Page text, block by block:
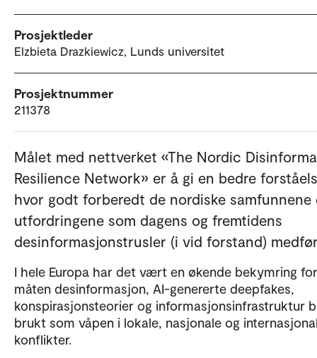
Prosjektleder
Elzbieta Drazkiewicz​, Lunds universitet
Prosjektnummer
211378
Målet med nettverket «The Nordic
Resilience Network» er å gi en bedre
hvor godt forberedt de nordiske samfunnene
utfordringene som dagens og fremtidens
desinformasjonstrusler (i vid forstand)
I hele Europa har det vært en økende bekymring for
måten desinformasjon, AI-genererte deepfakes,
konspirasjonsteorier og informasjonsinfrastruktur
brukt som våpen i lokale, nasjonale og
konflikter.